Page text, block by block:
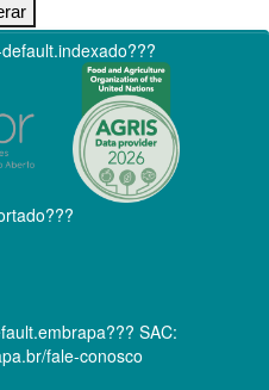
SAC:
fale-conosco